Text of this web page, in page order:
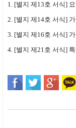
1. [별지 제13호 서식]
2. [별지 제14호 서식]
3. [별지 제16호 서식]
4. [별지 제21호 서식]